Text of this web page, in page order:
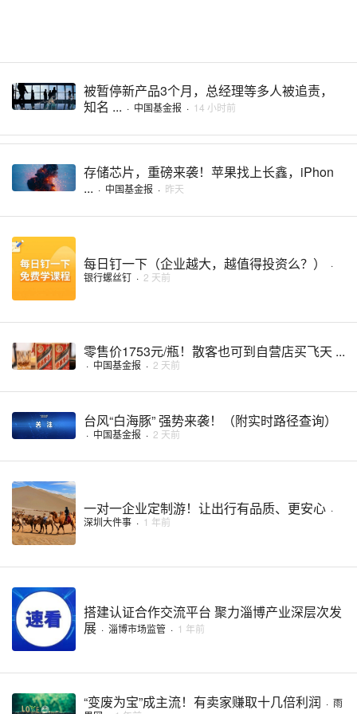
被暂停新产品3个月，总经理等多人被追责，
知名 ... · 中国基金报 · 14 小时前
存储芯片，重磅来袭！苹果找上长鑫，iPhon
... · 中国基金报 · 昨天
每日钉一下（企业越大，越值得投资么？）
·
银行螺丝钉 · 2 天前
零售价1753元/瓶！散客也可到自营店买飞天 ...
· 中国基金报 · 2 天前
台风“白海豚” 强势来袭！（附实时路径查询）
· 中国基金报 · 2 天前
一对一企业定制游！让出行有品质、更安心 ·
深圳大件事 · 1 年前
搭建认证合作交流平台 聚力淄博产业深层次发
展 · 淄博市场监管 · 1 年前
“变废为宝”成主流！有卖家赚取十几倍利润 · 雨